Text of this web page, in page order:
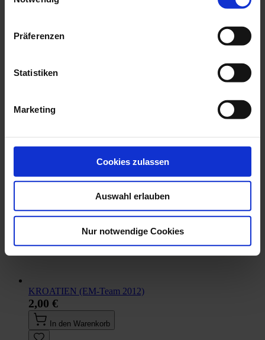
Präferenzen
Statistiken
Marketing
Cookies zulassen
Auswahl erlauben
Nur notwendige Cookies
KROATIEN (EM-Team 2012)
2,00 €
In den Warenkorb